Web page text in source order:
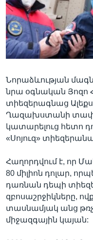
Լեզուներ
Նորաձևության
նրա օգնական Յոզո
տիեզերագնաց
Ղազախստանի
կատարելուց հետո
«Սոյուզ»
Հաղորդվում է, որ
80 միլիոն դոլար,
դառնան դեպի
զբոսաշրջիկները,
տասնամյակ անց
միջազգային կայան: